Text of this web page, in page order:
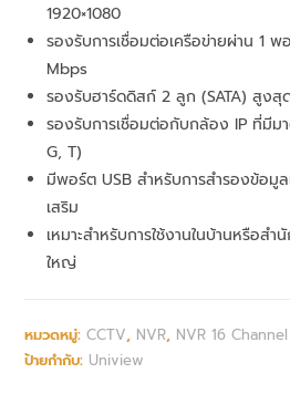
1920×1080
รองรับการเชื่อมต่อเครือข่ายผ่าน 1
Mbps
รองรับฮาร์ดดิสก์ 2 ลูก (SATA) สูงสุ
รองรับการเชื่อมต่อกับกล้อง IP ที่มีม
G, T)
มีพอร์ต USB สำหรับการสำรองข้อมู
เสริม
เหมาะสำหรับการใช้งานในบ้านหรือส
ใหญ่
หมวดหมู่:CCTV, NVR, NVR 16 Channel
ป้ายกำกับ: Uniview